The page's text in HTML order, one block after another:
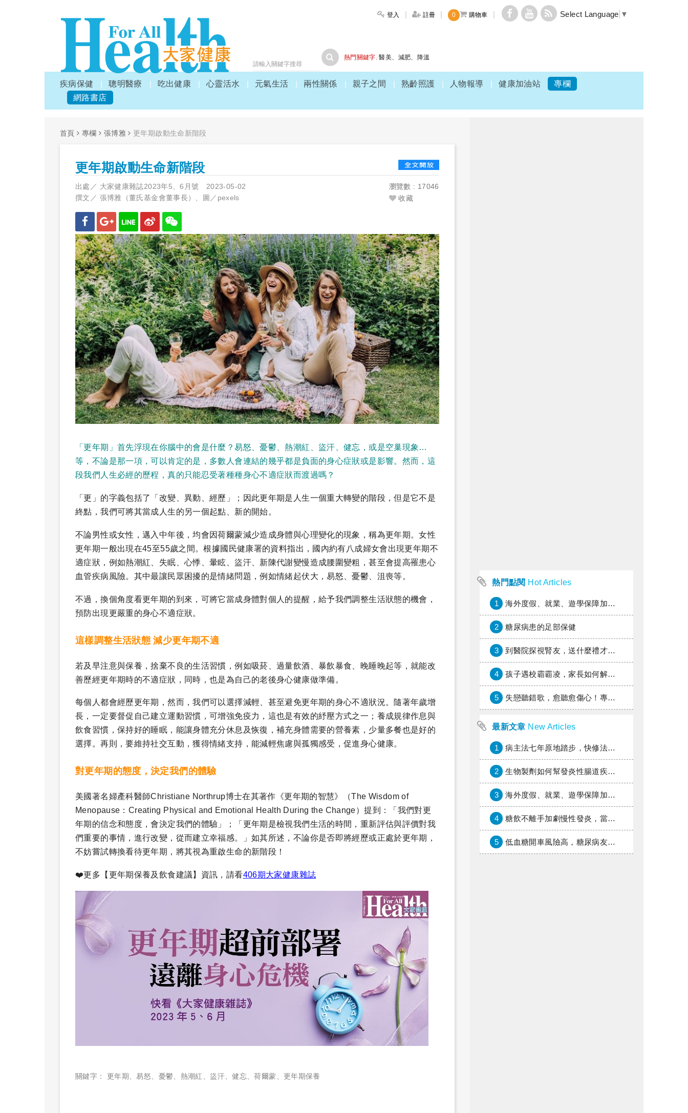
登入 註冊 0 購物車 Select Language ▼
熱門關鍵字. 醫美、 減肥、 降溫
疾病保健 聰明醫療 吃出健康 心靈活水 元氣生活 兩性關係 親子之間 熟齡照護 人物報導 健康加油站
專欄
網路書店
首頁 專欄 張博雅 更年期啟動生命新階段
更年期啟動生命新階段
出處／ 大家健康雜誌2023年5、6月號 2023-05-02
撰文／ 張博雅（董氏基金會董事長）、圖／pexels
瀏覽數 : 17046
收藏
「更年期」首先浮現在你腦中的會是什麼？易怒、憂鬱、熱潮紅、盜汗、健忘，或是空巢現象…
等，不論是那一項，可以肯定的是，多數人會連結的幾乎都是負面的身心症狀或是影響。然而，這
段我們人生必經的歷程，真的只能忍受著種種身心不適症狀而渡過嗎？
「更」的字義包括了「改變、異動、經歷」；因此更年期是人生一個重大轉變的階段，但是它不是
終點，我們可將其當成人生的另一個起點、新的開始。
不論男性或女性，邁入中年後，均會因荷爾蒙減少造成身體與心理變化的現象，稱為更年期。女性
更年期一般出現在45至55歲之間。根據國民健康署的資料指出，國內約有八成婦女會出現更年期不
適症狀，例如熱潮紅、失眠、心悸、暈眩、盜汗、新陳代謝變慢造成腰圍變粗，甚至會提高罹患心
血管疾病風險。其中最讓民眾困擾的是情緒問題，例如情緒起伏大，易怒、憂鬱、沮喪等。
不過，換個角度看更年期的到來，可將它當成身體對個人的提醒，給予我們調整生活狀態的機會，
預防出現更嚴重的身心不適症狀。
這樣調整生活狀態 減少更年期不適
若及早注意與保養，捨棄不良的生活習慣，例如吸菸、過量飲酒、暴飲暴食、晚睡晚起等，就能改
善歷經更年期時的不適症狀，同時，也是為自己的老後身心健康做準備。
每個人都會經歷更年期，然而，我們可以選擇減輕、甚至避免更年期的身心不適狀況。隨著年歲增
長，一定要督促自己建立運動習慣，可增強免疫力，這也是有效的紓壓方式之一；養成規律作息與
飲食習慣，保持好的睡眠，能讓身體充分休息及恢復，補充身體需要的營養素，少量多餐也是好的
選擇。再則，要維持社交互動，獲得情緒支持，能減輕焦慮與孤獨感受，促進身心健康。
對更年期的態度，決定我們的體驗
美國著名婦產科醫師Christiane Northrup博士在其著作《更年期的智慧》（The Wisdom of
Menopause：Creating Physical and Emotional Health During the Change）提到：「我們對更
年期的信念和態度，會決定我們的體驗」；「更年期是檢視我們生活的時間，重新評估與評價對我
們重要的事情，進行改變，從而建立幸福感。」如其所述，不論你是否即將經歷或正處於更年期，
不妨嘗試轉換看待更年期，將其視為重啟生命的新階段！
❤️更多【更年期保養及飲食建議】資訊，請看406期大家健康雜誌
關鍵字： 更年期、易怒、 憂鬱、 熱潮紅 、盜汗、健忘、荷爾蒙 、 更年期保養
熱門點閱 Hot Articles
1 海外度假、就業、遊學保障加倍，富邦產險「一期逐夢」專案加碼遠距醫療與緊急救援
2 糖尿病患的足部保健
3 到醫院探視腎友，送什麼禮才好？
4 孩子遇校霸霸凌，家長如何解圍？
5 失戀聽錯歌，愈聽愈傷心！專家教你挑對療傷情歌
最新文章 New Articles
1 病主法七年原地踏步，快修法讓病人自主決定善終
2 生物製劑如何幫發炎性腸道疾病患者抗潰瘍？治療進展與健保給付困境一次看
3 海外度假、就業、遊學保障加倍，富邦產險「一期逐夢」專案加碼遠距醫療與緊急救援
4 糖飲不離手加劇慢性發炎，當心老化與慢性病提早報到
5 低血糖開車風險高，糖尿病友上路必學的安全守則